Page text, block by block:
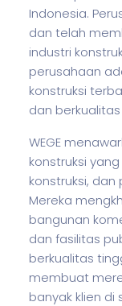
Indonesia.
dan telah
industri
perusahaan
konstruksi
dan
WEGE
konstruksi
konstruksi,
Mereka
bangunan
dan fasilitas
berkualitas
membuat
banyak klien di